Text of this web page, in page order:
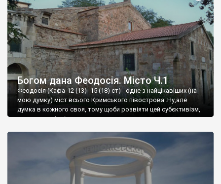
Богом дана Феодосія. Місто Ч.1
Феодосія (Кафа-12 (13) -15 (18) ст) - одне з найцікавіших (на
мою думку) міст всього Кримського півострова .Ну,але
думка в кожного своя, тому щоби розвіяти цей субєктивізм,
запрошую відвідати це